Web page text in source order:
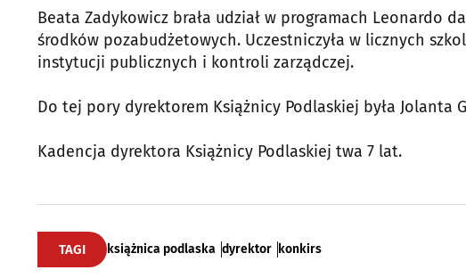
Beata Zadykowicz brała udział w programach Leonardo
środków pozabudżetowych. Uczestniczyła w licznych
instytucji publicznych i kontroli zarządczej.
Do tej pory dyrektorem Książnicy Podlaskiej była Jolanta
Kadencja dyrektora Książnicy Podlaskiej twa 7 lat.
TAGI książnica podlaska dyrektor konkirs